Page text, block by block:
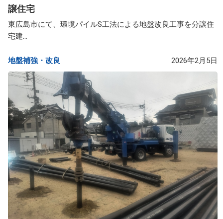
譲住宅
東広島市にて、環境パイルS工法による地盤改良工事を分譲住
宅建...
地盤補強・改良​ 2026年2月5日